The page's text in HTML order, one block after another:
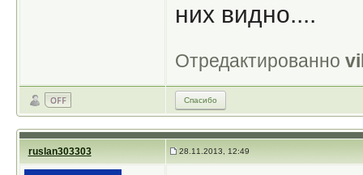
них видно....
Отредактированно
Спасибо
ruslan303303 28.11.2013, 12:49